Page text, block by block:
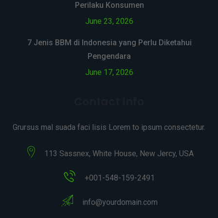
Perilaku Konsumen
June 23, 2026
7 Jenis BBM di Indonesia yang Perlu Diketahui
Pengendara
June 17, 2026
Grursus mal suada faci lisis Lorem to ipsum consectetur.
113 Sassnex, White House, New Jercy, USA
+001-548-159-2491
info@yourdomain.com